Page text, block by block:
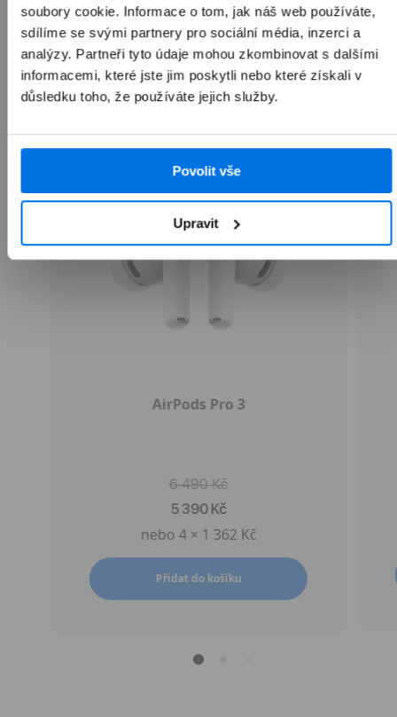
soubory cookie. Informace o tom, jak náš web používáte,
sdílíme se svými partnery pro sociální média, inzerci a
analýzy. Partneři tyto údaje mohou zkombinovat s dalšími
informacemi, které jste jim poskytli nebo které získali v
důsledku toho, že používáte jejich služby.
Povolit vše
Upravit
Často kupováno společně
Přepnout zobrazení produktů
Doporučené doplňky Apple Obaly a kryty
AirPods Pro 3
6 490 Kč
5 390 Kč
nebo 4 × 1 362 Kč
Přidat do košíku